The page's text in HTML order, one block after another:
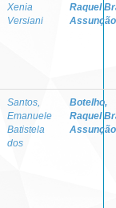
Xenia
Versiani
Raquel
Assunção
Santos,
Emanuele
Batistela
dos
Botelho,
Raquel
Assunção